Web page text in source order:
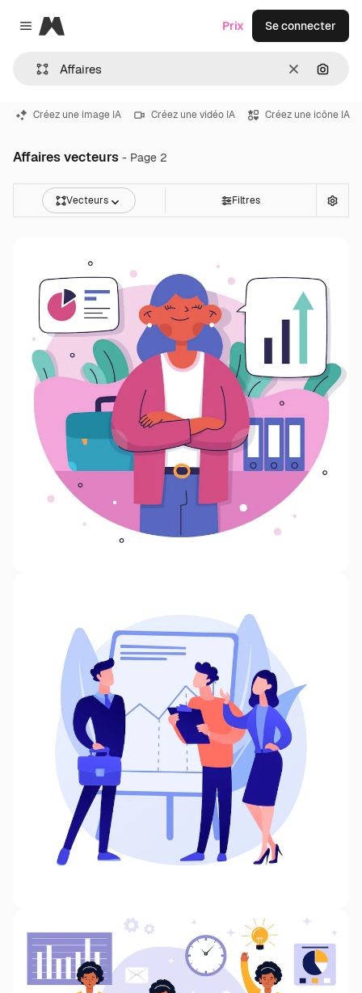
Close menu
Magnific
Effacer
Prix Se connecter
Créez une image IA Créez une vidéo IA Créez une icône IA
Affaires vecteurs - Page 2
Vecteurs Filtres